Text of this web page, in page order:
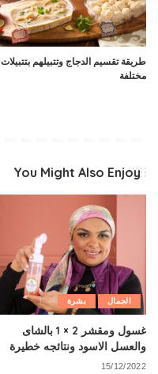
طريقة تقسيم الدجاج وتتبيلهم بتتبيلات
مختلفة
You Might Also Enjoy
الجمال بشرة
غسول ومقشر 2 × 1 بالشاى
والعسل الاسود ونتائجه خطيرة
15/12/2022